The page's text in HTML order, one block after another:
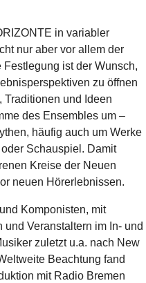
in variabler
nur aber vor allem der
ist der Wunsch,
zu öffnen
Traditionen und Ideen
des Ensembles um –
häufig auch um Werke
Schauspiel. Damit
Kreise der Neuen
neuen Hörerlebnissen.
Komponisten, mit
Veranstal­tern im In- und
zuletzt u.a. nach New
Beachtung fand
mit Radio Bremen